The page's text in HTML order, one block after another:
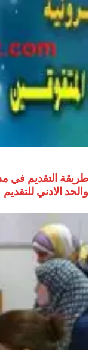
والحد الادني للتقديم